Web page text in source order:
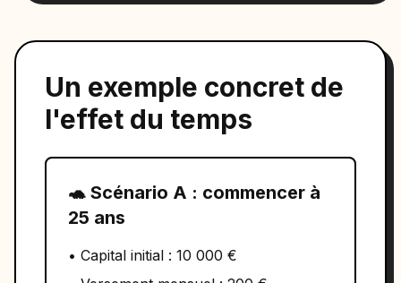
Un exemple concret de
l'effet du temps
🐢 Scénario A : commencer à
25 ans
• Capital initial : 10 000 €